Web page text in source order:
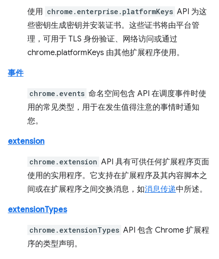
使用 chrome.enterprise.platformKeys API 为这
些密钥生成密钥并安装证书。这些证书将由平台管
理，可用于 TLS 身份验证、网络访问或通过
chrome.platformKeys 由其他扩展程序使用。
事件
chrome.events 命名空间包含 API 在调度事件时使
用的常见类型，用于在发生值得注意的事情时通知
您。
extension
chrome.extension API 具有可供任何扩展程序页面
使用的实用程序。它支持在扩展程序及其内容脚本之
间或在扩展程序之间交换消息，如消息传递中所述。
extensionTypes
chrome.extensionTypes API 包含 Chrome 扩展程
序的类型声明。